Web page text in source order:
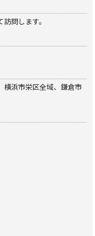
問します。
横浜市栄区全域、鎌倉市